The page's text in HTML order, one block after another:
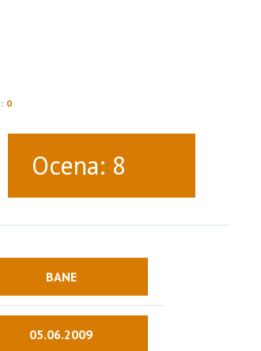
: 0
Ocena: 8
BANE
05.06.2009